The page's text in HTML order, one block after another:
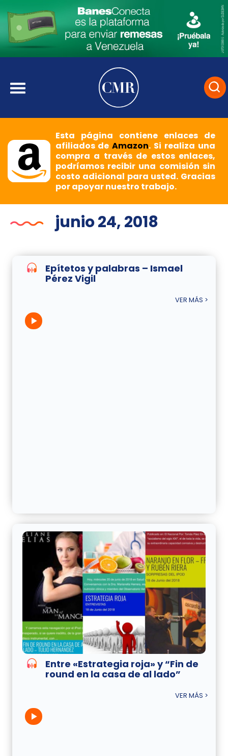
Esta página contiene enlaces de
afiliados deAmazon. Si realiza una
compra a través de estos enlaces,
podríamos recibir una comisión sin
costo adicional para usted. Gracias
por apoyar nuestro trabajo.
junio 24, 2018
Epítetos y palabras – Ismael
Pérez Vigil
VER MÁS >
Entre «Estrategia roja» y “Fin de
round en la casa de al lado”
VER MÁS >